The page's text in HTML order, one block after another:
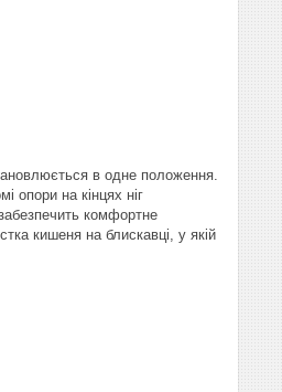
в одне положення.
опори на кінцях ніг
комфортне
кишеня на блискавці, у якій